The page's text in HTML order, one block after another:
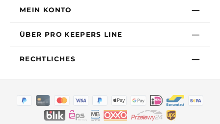
MEIN KONTO
ÜBER PRO KEEPERS LINE
RECHTLICHES